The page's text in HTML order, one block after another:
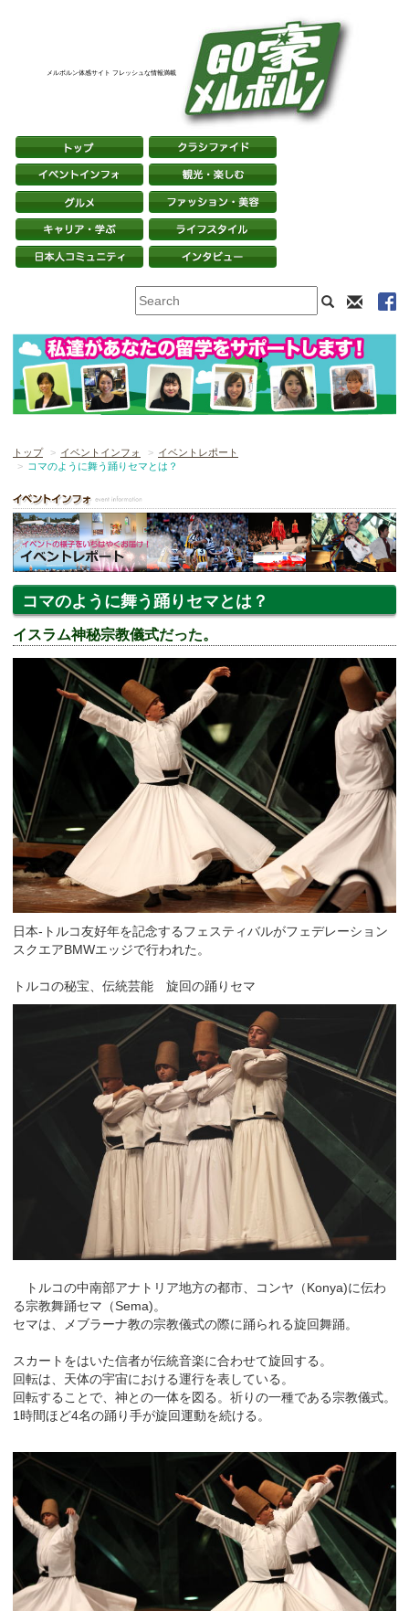
メルボルン体感サイト フレッシュな情報満載
トップ イベントインフォ
イベントレポート
コマのように舞う踊りセマとは？
コマのように舞う踊りセマとは？
イスラム神秘宗教儀式だった。
日本‐トルコ友好年を記念するフェスティバルがフェデレーション
スクエアBMWエッジで行われた。
トルコの秘宝、伝統芸能 旋回の踊りセマ
トルコの中南部アナトリア地方の都市、コンヤ（Konya)に伝わ
る宗教舞踊セマ（Sema)。
セマは、メブラーナ教の宗教儀式の際に踊られる旋回舞踊。
スカートをはいた信者が伝統音楽に合わせて旋回する。
回転は、天体の宇宙における運行を表している。
回転することで、神との一体を図る。祈りの一種である宗教儀式。
1時間ほど4名の踊り手が旋回運動を続ける。